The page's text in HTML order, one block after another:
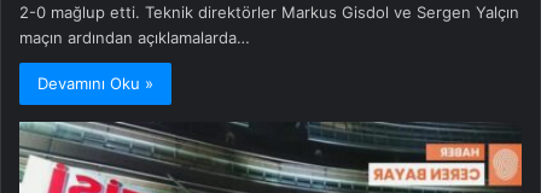
2-0 mağlup etti. Teknik direktörler Markus Gisdol ve Sergen Yalçın
maçın ardından açıklamalarda…
Devamını Oku »